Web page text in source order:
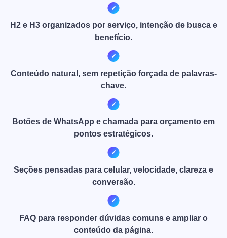
H2 e H3 organizados por serviço, intenção de busca e
benefício.
Conteúdo natural, sem repetição forçada de palavras-
chave.
Botões de WhatsApp e chamada para orçamento em
pontos estratégicos.
Seções pensadas para celular, velocidade, clareza e
conversão.
FAQ para responder dúvidas comuns e ampliar o
conteúdo da página.